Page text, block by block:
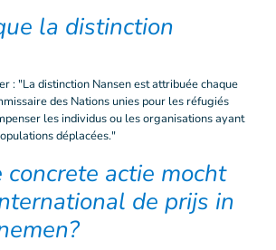
la distinction
: "La distinction Nansen est attribuée chaque
des Nations unies pour les réfugiés
les individus ou les organisations ayant
déplacées."
concrete actie mocht
de prijs in